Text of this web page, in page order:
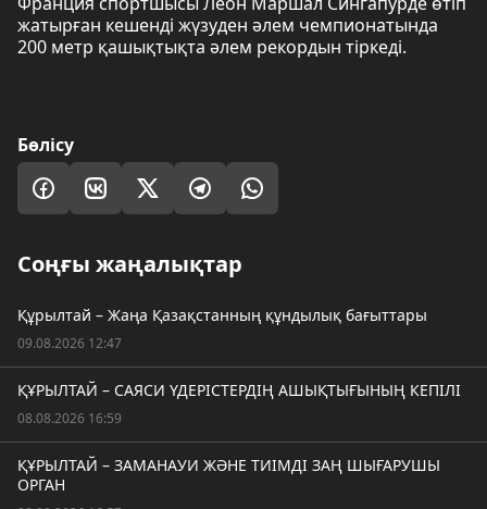
жатырған кешенді жүзуден әлем чемпионатында
200 метр қашықтықта әлем рекордын тіркеді.
Бөлісу
Соңғы жаңалықтар
Құрылтай – Жаңа Қазақстанның құндылық бағыттары
09.08.2026 12:47
ҚҰРЫЛТАЙ – САЯСИ ҮДЕРІСТЕРДІҢ АШЫҚТЫҒЫНЫҢ КЕПІЛІ
08.08.2026 16:59
ҚҰРЫЛТАЙ – ЗАМАНАУИ ЖӘНЕ ТИІМДІ ЗАҢ ШЫҒАРУШЫ
ОРГАН